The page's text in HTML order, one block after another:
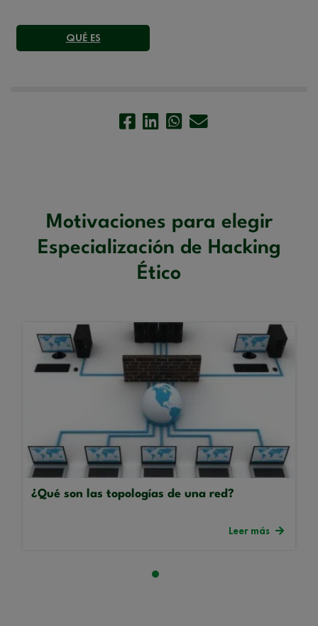
QUÉ ES
Motivaciones para elegir
Especialización de Hacking
Ético
¿Qué son las topologías de una red?
Leer más